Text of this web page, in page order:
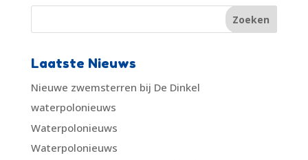
Laatste Nieuws
Nieuwe zwemsterren bij De Dinkel
waterpolonieuws
Waterpolonieuws
Waterpolonieuws